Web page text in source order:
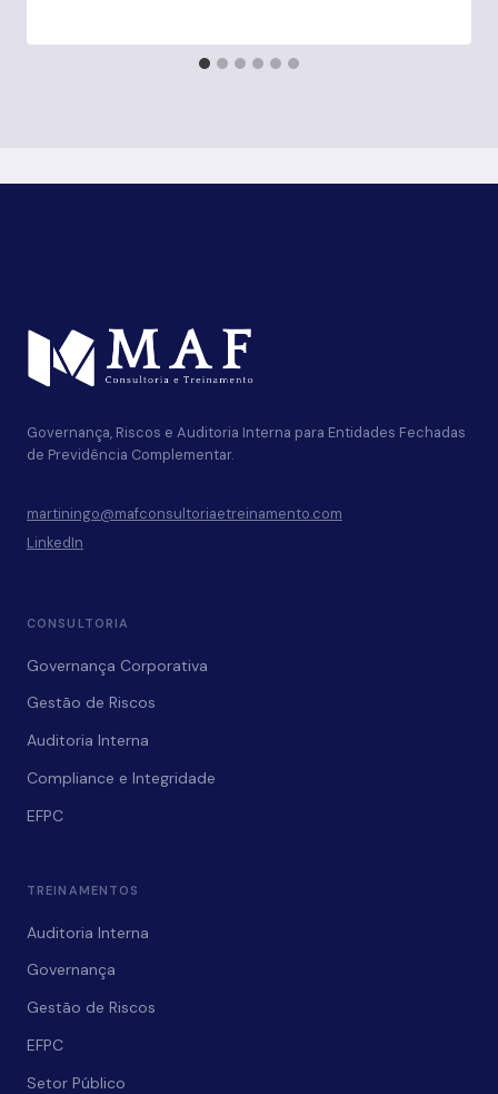
Governança, Riscos e Auditoria Interna para Entidades Fechadas
de Previdência Complementar.
martiningo@mafconsultoriaetreinamento.com
LinkedIn
CONSULTORIA
Governança Corporativa
Gestão de Riscos
Auditoria Interna
Compliance e Integridade
EFPC
TREINAMENTOS
Auditoria Interna
Governança
Gestão de Riscos
EFPC
Setor Público